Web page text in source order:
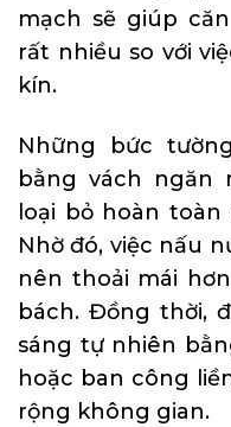
mạch sẽ giúp
rất nhiều so với
kín.
Những bức
bằng vách ngăn
loại bỏ hoàn
Nhờ đó, việc nấu
nên thoải mái
bách. Đồng thời,
sáng tự nhiên
hoặc ban công
rộng không gian.